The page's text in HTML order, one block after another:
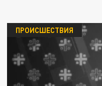
ПРОИСШЕСТВИЯ